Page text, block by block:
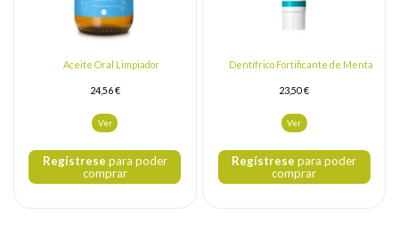
Aceite Oral Limpiador
24,56 €
Ver
Regístrese para poder
comprar
Dentífrico Fortificante de Menta
23,50 €
Ver
Regístrese para poder
comprar